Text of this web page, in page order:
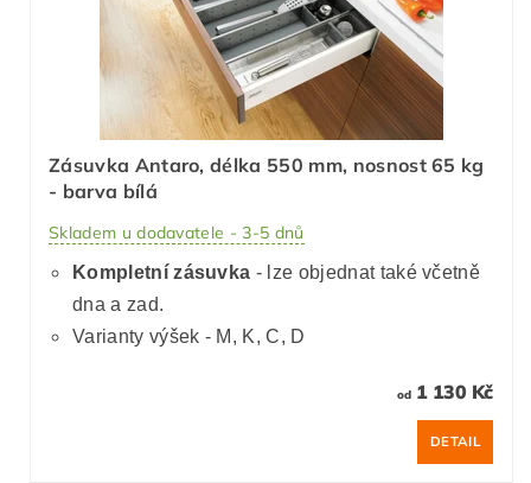
Zásuvka Antaro, délka 550 mm, nosnost 65 kg
- barva bílá
Skladem u dodavatele - 3-5 dnů
Kompletní zásuvka - lze objednat také včetně
dna a zad.
Varianty výšek - M, K, C, D
od1 130 Kč
DETAIL